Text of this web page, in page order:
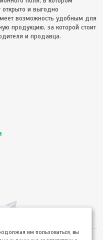
открыто и выгодно
возможность удобным для
продукцию, за которой стоит
и продавца.
им пользоваться, вы